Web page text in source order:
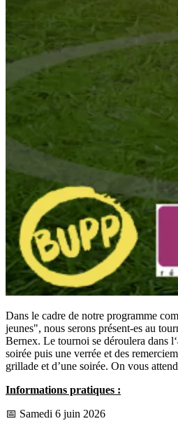
Dans le cadre de notre programme
jeunes", nous serons présent-es au
Bernex. Le tournoi se déroulera dans
soirée puis une verrée et des
grillade et d’une soirée. On vous
Informations pratiques :
📅 Samedi 6 juin 2026